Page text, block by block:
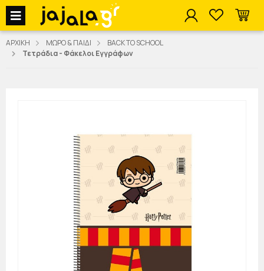
jajala Menu
ΑΡΧΙΚΗ ΜΩΡΟ & ΠΑΙΔΙ
BACK TO SCHOOL
Τετράδια - Φάκελοι Εγγράφων